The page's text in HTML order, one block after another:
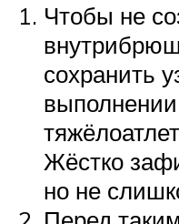
Чтобы не
сохранить
Жёстко
но не